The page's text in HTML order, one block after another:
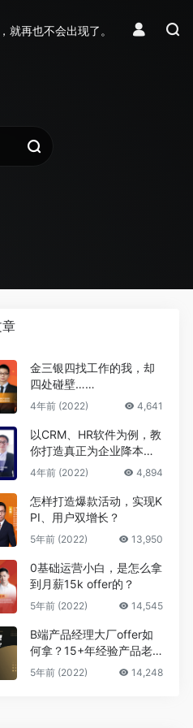
就再也不会出现了。
金三银四找工作的我，却
四处碰壁……
4年前 (2022) 4,641
以CRM、HR软件为例，教
你打造真正为企业降本增
效的B端产品
4年前 (2022) 4,894
怎样打造爆款活动，实现K
PI、用户双增长？
5年前 (2022) 13,950
0基础运营小白，是怎么拿
到月薪15k offer的？
5年前 (2022) 14,545
B端产品经理大厂offer如
何拿？15+年经验产品老
司机告诉你答案
5年前 (2022) 14,248